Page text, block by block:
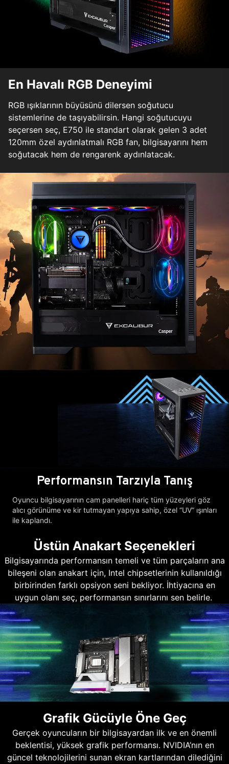
En Havalı RGB Deneyimi
RGB ışıklarının büyüsünü dilersen soğutucu
sistemlerine de taşıyabilirsin. Hangi soğutucuyu
seçersen seç, E750 ile standart olarak gelen 3 adet
120mm özel aydınlatmalı RGB fan, bilgisayarını hem
soğutacak hem de rengarenk aydınlatacak.
Performansın Tarzıyla Tanış
Oyuncu bilgisayarının cam panelleri hariç tüm yüzeyleri göz
alıcı görünüme ve kir tutmayan yapıya sahip, özel “UV” ışınları
ile kaplandı.
Üstün Anakart Seçenekleri
Bilgisayarında performansın temeli ve tüm parçaların ana
bileşeni olan anakart için, Intel chipsetlerinin kullanıldığı
birbirinden farklı opsiyon seni bekliyor. İhtiyacına en
uygun olanı seç, performansın sınırlarını sen belirle.
Grafik Gücüyle Öne Geç
Gerçek oyuncuların bir bilgisayardan ilk ve en önemli
beklentisi, yüksek grafik performansı. NVIDIA’nın en
güncel teknolojilerini sunan ekran kartlarından dilediğini